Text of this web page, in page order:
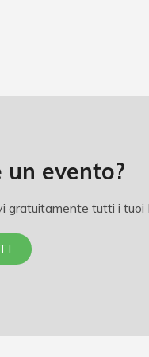
evento?
gratuitamente tutti i tuoi